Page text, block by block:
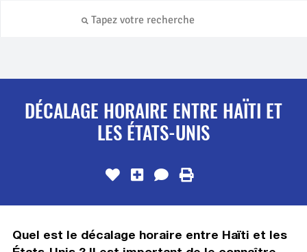
DÉCALAGE HORAIRE ENTRE HAÏTI ET
LES ÉTATS-UNIS
Quel est le décalage horaire entre Haïti et les